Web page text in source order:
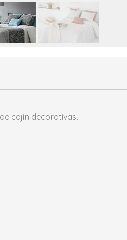
cojín decorativas.